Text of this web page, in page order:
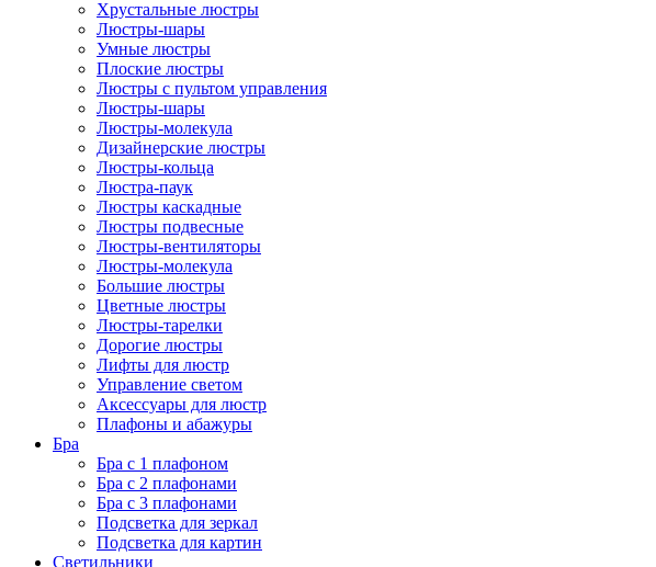
Хрустальные люстры
Люстры-шары
Умные люстры
Плоские люстры
Люстры с пультом управления
Люстры-шары
Люстры-молекула
Дизайнерские люстры
Люстры-кольца
Люстра-паук
Люстры каскадные
Люстры подвесные
Люстры-вентиляторы
Люстры-молекула
Большие люстры
Цветные люстры
Люстры-тарелки
Дорогие люстры
Лифты для люстр
Управление светом
Аксессуары для люстр
Плафоны и абажуры
Бра
Бра с 1 плафоном
Бра с 2 плафонами
Бра с 3 плафонами
Подсветка для зеркал
Подсветка для картин
Светильники